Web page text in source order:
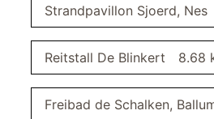
Verdunklung durch Gardinen
Kleiderschrank
Küche
Küchenzeile
Spülmaschine
Strandpavillon Sjoerd, Nes
Reitstall De Blinkert 8.68
Freibad de Schalken,